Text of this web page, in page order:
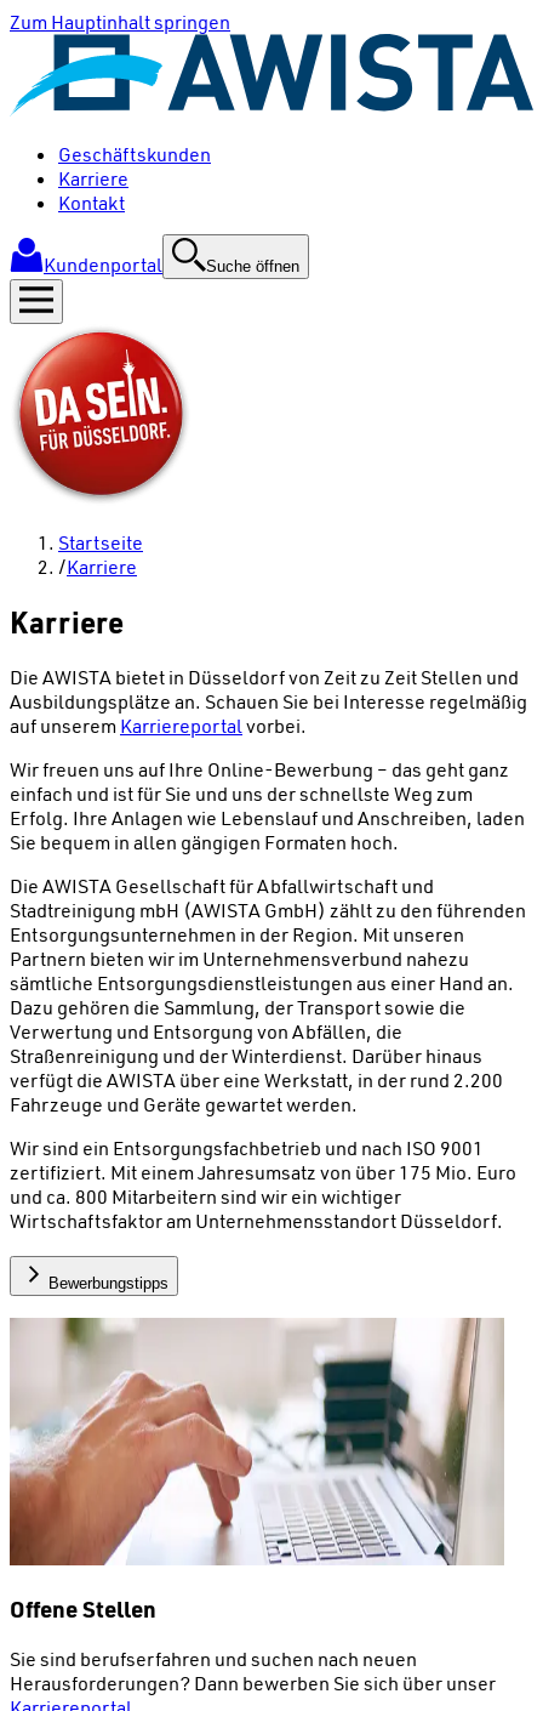
Zum Hauptinhalt springen
Geschäftskunden
Karriere
Kontakt
Kundenportal Suche öffnen
Startseite
/Karriere
Karriere
Die AWISTA bietet in Düsseldorf von Zeit zu Zeit Stellen und
Ausbildungsplätze an. Schauen Sie bei Interesse regelmäßig
auf unserem Karriereportal vorbei.
Wir freuen uns auf Ihre Online-Bewerbung – das geht ganz
einfach und ist für Sie und uns der schnellste Weg zum
Erfolg. Ihre Anlagen wie Lebenslauf und Anschreiben, laden
Sie bequem in allen gängigen Formaten hoch.
Die AWISTA Gesellschaft für Abfallwirtschaft und
Stadtreinigung mbH (AWISTA GmbH) zählt zu den führenden
Entsorgungsunternehmen in der Region. Mit unseren
Partnern bieten wir im Unternehmensverbund nahezu
sämtliche Entsorgungsdienstleistungen aus einer Hand an.
Dazu gehören die Sammlung, der Transport sowie die
Verwertung und Entsorgung von Abfällen, die
Straßenreinigung und der Winterdienst. Darüber hinaus
verfügt die AWISTA über eine Werkstatt, in der rund 2.200
Fahrzeuge und Geräte gewartet werden.
Wir sind ein Entsorgungsfachbetrieb und nach ISO 9001
zertifiziert. Mit einem Jahresumsatz von über 175 Mio. Euro
und ca. 800 Mitarbeitern sind wir ein wichtiger
Wirtschaftsfaktor am Unternehmensstandort Düsseldorf.
Bewerbungstipps
Offene Stellen
Sie sind berufserfahren und suchen nach neuen
Herausforderungen? Dann bewerben Sie sich über unser